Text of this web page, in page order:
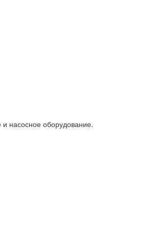
насосное оборудование.